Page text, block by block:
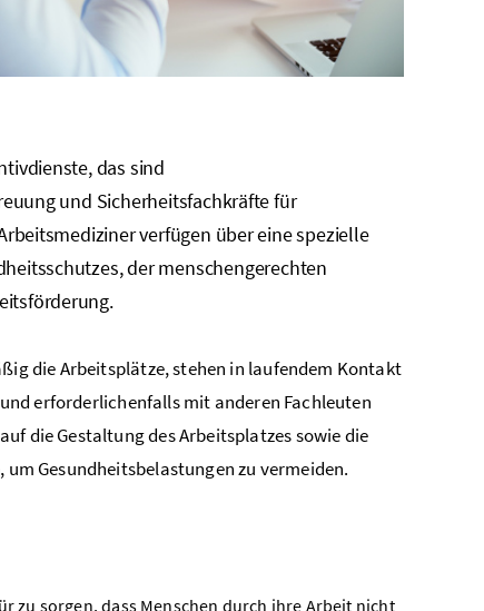
das sind
und Sicherheitsfachkräfte für
verfügen über eine spezielle
der menschengerechten
die Arbeitsplätze, stehen in laufendem Kontakt
erforderlichenfalls mit anderen Fachleuten
die Gestaltung des Arbeitsplatzes sowie die
Gesundheitsbelastungen zu vermeiden.
zu sorgen, dass Menschen durch ihre Arbeit nicht